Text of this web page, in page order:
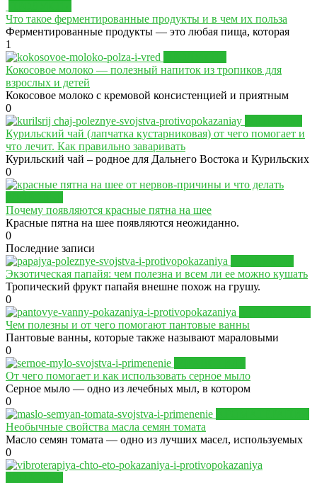
Что такое ферментированные продукты и в чем их польза
Ферментированные продукты — это любая пища, которая
1
Кокосовое молоко — полезный напиток из тропиков для
взрослых и детей
Кокосовое молоко с кремовой консистенцией и приятным
0
Курильский чай (лапчатка кустарниковая) от чего помогает и
что лечит. Как правильно заваривать
Курильский чай – родное для Дальнего Востока и Курильских
0
Почему появляются красные пятна на шее
Красные пятна на шее появляются неожиданно.
0
Последние записи
Экзотическая папайя: чем полезна и всем ли ее можно кушать
Тропический фрукт папайя внешне похож на грушу.
0
Чем полезны и от чего помогают пантовые ванны
Пантовые ванны, которые также называют мараловыми
0
От чего помогает и как использовать серное мыло
Серное мыло — одно из лечебных мыл, в котором
0
Необычные свойства масла семян томата
Масло семян томата — одно из лучших масел, используемых
0